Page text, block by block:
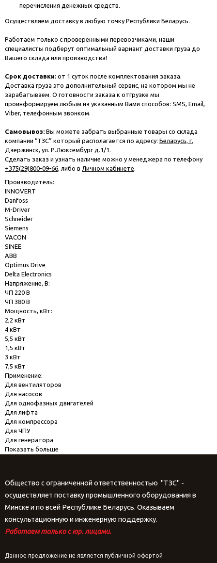
перечисления денежных средств.
Осуществляем доставку в любую точку Республики Беларусь.
Работаем только с проверенными перевозчиками, наши
специалисты подберут оптимальный вариант доставки груза до
Вашего склада или производства!
Срок доставки: от 1 суток после комплектования заказа.
Доставка груза это дополнительный сервис, на котором мы не
зарабатываем. О готовности заказа к отгрузке мы
проинформируем любым из указанным Вами способов: SMS, Email,
Viber, телефонным звонком.
Самовывоз: Вы можете забрать выбранные товары со склада
компании “ТЗС” который располагается по адресу: Беларусь, г.
Дзержинск, ул. Р.Люксембург д.1/1
Сделать заказ и узнать наличие можно у менеджера по телефону
+375(29)800-09-66 , либо в Личном кабинете
Производитель:
INNOVERT
Danfoss
M-Driver
Schneider
Siemens
VACON
SINEE
ABB
Optimus Drive
Delta Electronics
Напряжение, В:
ЧП 220 В
ЧП 380 В
Мощность, кВт:
2,2 кВт
4 кВт
5,5 кВт
1,5 кВт
3 кВт
7,5 кВт
Применение:
Для вентиляторов
Для насосов
Для однофазных двигателей
Для лифта
Для компрессора
Для ЧПУ
Для генератора
Показать больше
Общество с ограниченной ответственностью "ТЗС" -
осуществляет поставку промышленного оборудования в
Минске и по всей Республике Беларусь. Оказываем
консультационную и инженерную поддержку.
Работаем только с юр. лицами.
Данное предложение не является публичной офертой